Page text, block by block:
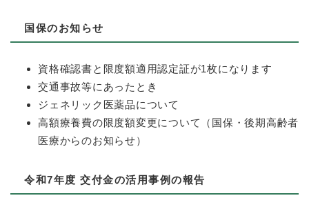
国保のお知らせ
資格確認書と限度額適用認定証が1枚になります
交通事故等にあったとき
ジェネリック医薬品について
高額療養費の限度額変更について（国保・後期高齢者
医療からのお知らせ）
令和7年度 交付金の活用事例の報告